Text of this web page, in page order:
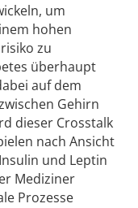
um
hohen
zu
überhaupt
auf dem
Gehirn
dieser Crosstalk
nach Ansicht
und Leptin
Mediziner
Prozesse